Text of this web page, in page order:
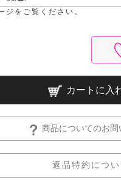
ジをご覧ください。
カートに入
商品についてのお問
返品特約につい